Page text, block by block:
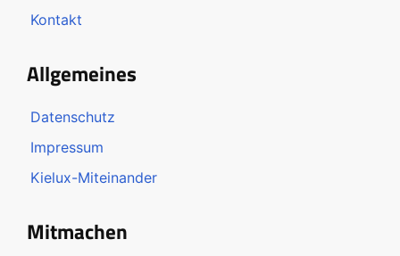
Kontakt
Allgemeines
Datenschutz
Impressum
Kielux-Miteinander
Mitmachen